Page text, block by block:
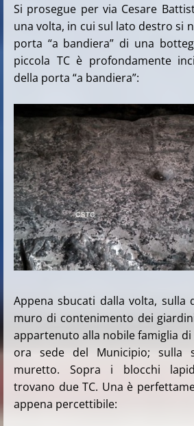
Si prosegue per via Cesare
una volta, in cui sul lato destro si
porta “a bandiera” di una
piccola TC è profondamente
della porta “a bandiera”:
Appena sbucati dalla volta, sulla
muro di contenimento dei
appartenuto alla nobile famiglia di
ora sede del Municipio; sulla
muretto. Sopra i blocchi
trovano due TC. Una è
appena percettibile: